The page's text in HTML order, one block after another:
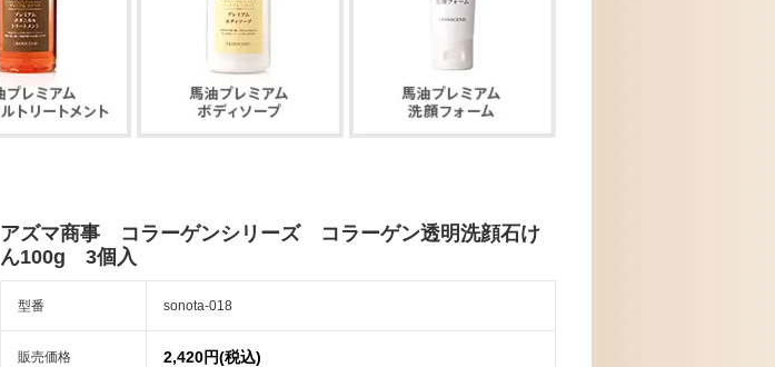
アズマ商事 コラーゲンシリーズ コラーゲン透明洗顔石け
ん100g 3個入
型番 sonota-018
販売価格 2,420円(税込)